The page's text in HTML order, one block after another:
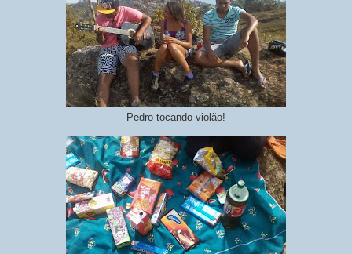
Pedro tocando violão!